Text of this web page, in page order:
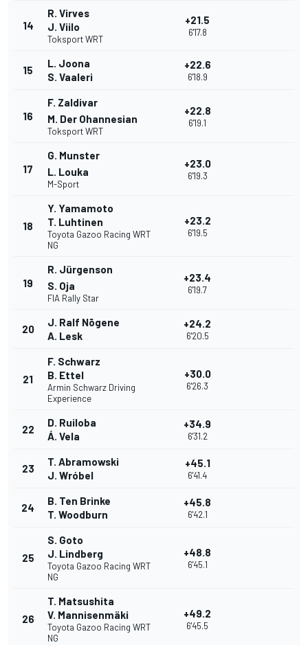
14
R. Virves
J. Viilo
Toksport WRT
+21.5
6'17.8
15
L. Joona
S. Vaaleri
+22.6
6'18.9
16
F. Zaldivar
M. Der Ohannesian
Toksport WRT
+22.8
6'19.1
17
G. Munster
L. Louka
M-Sport
+23.0
6'19.3
18
Y. Yamamoto
T. Luhtinen
Toyota Gazoo Racing WRT
NG
+23.2
6'19.5
19
R. Jürgenson
S. Oja
FIA Rally Star
+23.4
6'19.7
20
J. Ralf Nõgene
A. Lesk
+24.2
6'20.5
21
F. Schwarz
B. Ettel
Armin Schwarz Driving
Experience
+30.0
6'26.3
22
D. Ruiloba
Á. Vela
+34.9
6'31.2
23
T. Abramowski
J. Wróbel
+45.1
6'41.4
24
B. Ten Brinke
T. Woodburn
+45.8
6'42.1
25
S. Goto
J. Lindberg
Toyota Gazoo Racing WRT
NG
+48.8
6'45.1
26
T. Matsushita
V. Mannisenmäki
Toyota Gazoo Racing WRT
NG
+49.2
6'45.5